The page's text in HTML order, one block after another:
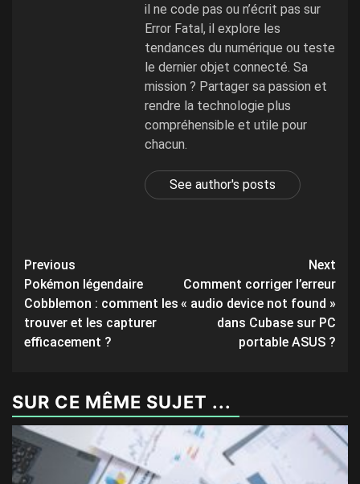
il ne code pas ou n’écrit pas sur
Error Fatal, il explore les
tendances du numérique ou teste
le dernier objet connecté. Sa
mission ? Partager sa passion et
rendre la technologie plus
compréhensible et utile pour
chacun.
See author's posts
Post
navigation
Previous
Pokémon légendaire
Cobblemon : comment les
trouver et les capturer
efficacement ?
Next
Comment corriger l’erreur
« audio device not found »
dans Cubase sur PC
portable ASUS ?
SUR CE MÊME SUJET ...